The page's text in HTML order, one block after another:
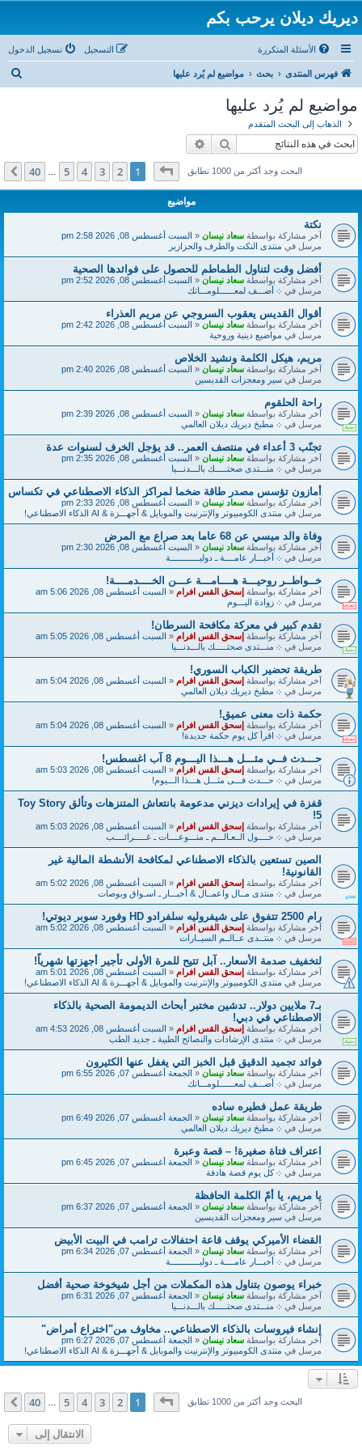
ديريك ديلان يرحب بكم
الأسئلة المتكررة تسجيل الدخول التسجيل
فهرس المنتدى بحث مواضيع لم يُرد عليها
ب
مواضيع لم يُرد عليها
الذهاب إلى البحث المتقدم
بحث
البحث وجد أكثر من 1000 تطابق صفحة1من40
1
2
3
4
5
40 التالي
مواضيع
نكتة
آخر مشاركة بواسطةسعاد نيسان«السبت أغسطس 08, 2026 2:58 pm
مرسل فيمنتدى النكت والطرف والحزازير
أفضل وقت لتناول الطماطم للحصول على فوائدها الصحية
آخر مشاركة بواسطةسعاد نيسان«السبت أغسطس 08, 2026 2:52 pm
مرسل في܀ أضـــف لمعــــــلومـــاتك
أقوال القديس يعقوب السروجي عن مريم العذراء
آخر مشاركة بواسطةسعاد نيسان«السبت أغسطس 08, 2026 2:42 pm
مرسل فيمواضيع دينية وروحية
مريم، هيكل الكلمة ونشيد الخلاص
آخر مشاركة بواسطةسعاد نيسان«السبت أغسطس 08, 2026 2:40 pm
مرسل فيسير ومعجزات القديسين
راحة الحلقوم
آخر مشاركة بواسطةسعاد نيسان«السبت أغسطس 08, 2026 2:39 pm
مرسل في܀ مطبخ ديريك ديلان العالمي
تجنّب 3 أعداء في منتصف العمر.. قد يؤجل الخرف لسنوات عدة
آخر مشاركة بواسطةسعاد نيسان«السبت أغسطس 08, 2026 2:35 pm
مرسل في܀ منـــتدى صحتـــــك بالـــدنـــيا
أمازون تؤسس مصدر طاقة ضخما لمراكز الذكاء الاصطناعي في تكساس
آخر مشاركة بواسطةسعاد نيسان«السبت أغسطس 08, 2026 2:33 pm
مرسل فيمنتدى الكومبيوتر والإنترنيت والموبايل & أجهـــزة & AI الذكاء الاصطناعي!
وفاة والد ميسي عن 68 عاما بعد صراع مع المرض
آخر مشاركة بواسطةسعاد نيسان«السبت أغسطس 08, 2026 2:30 pm
مرسل في܀ أخبـــار عامــــة ـ دوليــــــــــــة
خــواطــر روحيـــة هــــامـــة عـــن الخــــدمــــة!
آخر مشاركة بواسطةإسحق القس افرام«السبت أغسطس 08, 2026 5:06 am
مرسل في܀ زوادة اليـــوم
تقدم كبير في معركة مكافحة السرطان!
آخر مشاركة بواسطةإسحق القس افرام«السبت أغسطس 08, 2026 5:05 am
مرسل في܀ منـــتدى صحتـــــك بالـــدنـــيا
طريقة تحضير الكباب السوري!
آخر مشاركة بواسطةإسحق القس افرام«السبت أغسطس 08, 2026 5:04 am
مرسل في܀ مطبخ ديريك ديلان العالمي
حكمة ذات معنى عميق!
آخر مشاركة بواسطةإسحق القس افرام«السبت أغسطس 08, 2026 5:04 am
مرسل في܀ اقرأ كل يوم حكمة جديدة!
حـــدث فــي مثـــل هـــذا اليـــوم 8 آب اغسطس!
آخر مشاركة بواسطةإسحق القس افرام«السبت أغسطس 08, 2026 5:03 am
مرسل في܀ حـــدث فـــى مثـــل هـــذا الـــيوم!
قفزة في إيرادات ديزني مدعومة بانتعاش المتنزهات وتألق Toy Story
5!
آخر مشاركة بواسطةإسحق القس افرام«السبت أغسطس 08, 2026 5:03 am
مرسل في܀ حــــول الــعـالـــم ـ منـــوعــــات ـ غـــــرائــــب
الصين تستعين بالذكاء الاصطناعي لمكافحة الأنشطة المالية غير
القانونية!
آخر مشاركة بواسطةإسحق القس افرام«السبت أغسطس 08, 2026 5:02 am
مرسل في܀ منتدى مــال واعمــال & أخبـــار ـ اسـواق وبوصات
رام 2500 تتفوق على شيفروليه سلفرادو HD وفورد سوبر ديوتي!
آخر مشاركة بواسطةإسحق القس افرام«السبت أغسطس 08, 2026 5:02 am
مرسل في܀ منتــدى عــالــم السيــارات
لتخفيف صدمة الأسعار.. آبل تتيح للمرة الأولى تأجير أجهزتها شهرياً!
آخر مشاركة بواسطةإسحق القس افرام«السبت أغسطس 08, 2026 5:01 am
مرسل فيمنتدى الكومبيوتر والإنترنيت والموبايل & أجهـــزة & AI الذكاء الاصطناعي!
بـ7 ملايين دولار.. تدشين مختبر أبحاث الديمومة الصحية بالذكاء
الاصطناعي في دبي!
آخر مشاركة بواسطةإسحق القس افرام«السبت أغسطس 08, 2026 4:53 am
مرسل في܀ منتدى الإرشادات والنصائح الطبية ـ جديد الطب
فوائد تجميد الدقيق قبل الخبز التي يغفل عنها الكثيرون
آخر مشاركة بواسطةسعاد نيسان«الجمعة أغسطس 07, 2026 6:55 pm
مرسل في܀ أضـــف لمعــــــلومـــاتك
طريقة عمل فطيره ساده
آخر مشاركة بواسطةسعاد نيسان«الجمعة أغسطس 07, 2026 6:49 pm
مرسل في܀ مطبخ ديريك ديلان العالمي
اعتراف فتاة صغيرة! – قصة وعبرة
آخر مشاركة بواسطةسعاد نيسان«الجمعة أغسطس 07, 2026 6:45 pm
مرسل في܀ كل يوم قصة هادفة
يا مريم، يا أمّ الكلمة الحافظة
آخر مشاركة بواسطةسعاد نيسان«الجمعة أغسطس 07, 2026 6:37 pm
مرسل فيسير ومعجزات القديسين
القضاء الأميركي يوقف قاعة احتفالات ترامب في البيت الأبيض
آخر مشاركة بواسطةسعاد نيسان«الجمعة أغسطس 07, 2026 6:34 pm
مرسل في܀ أخبـــار عامــــة ـ دوليــــــــــــة
خبراء يوصون بتناول هذه المكملات من أجل شيخوخة صحية أفضل
آخر مشاركة بواسطةسعاد نيسان«الجمعة أغسطس 07, 2026 6:31 pm
مرسل في܀ منـــتدى صحتـــــك بالـــدنـــيا
إنشاء فيروسات بالذكاء الاصطناعي.. مخاوف من"اختراع أمراض"
آخر مشاركة بواسطةسعاد نيسان«الجمعة أغسطس 07, 2026 6:27 pm
مرسل فيمنتدى الكومبيوتر والإنترنيت والموبايل & أجهـــزة & AI الذكاء الاصطناعي!
البحث وجد أكثر من 1000 تطابق صفحة1من40
1
2
3
4
5
40 التالي
الانتقال إلى